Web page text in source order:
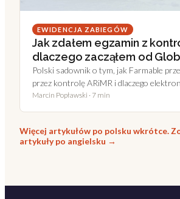
EWIDENCJA ZABIEGÓW
Jak zdałem egzamin z
dlaczego zacząłem od
Polski sadownik o tym, jak Farmable
przez kontrolę ARiMR i dlaczego
okazała się lepszą inwestycją niż się
Marcin Popławski · 7 min
Więcej artykułów po polsku wkrótce.
artykuły po angielsku →